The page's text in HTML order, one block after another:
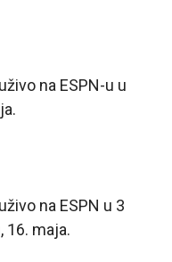
na ESPN-u u
na ESPN u 3
16. maja.